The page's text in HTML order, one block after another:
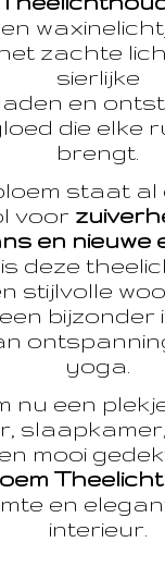
zachte
sierlijke
en
die elke
brengt.
staat al
voor
en nieuwe
deze
stijlvolle
bijzonder
yoga.
nu een
mooi
en
interieur.